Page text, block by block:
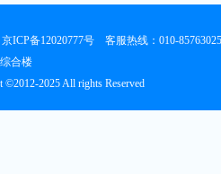
京ICP备12020777号 客服热线：010-85763025
水利综合楼
©2012-2025 All rights Reserved